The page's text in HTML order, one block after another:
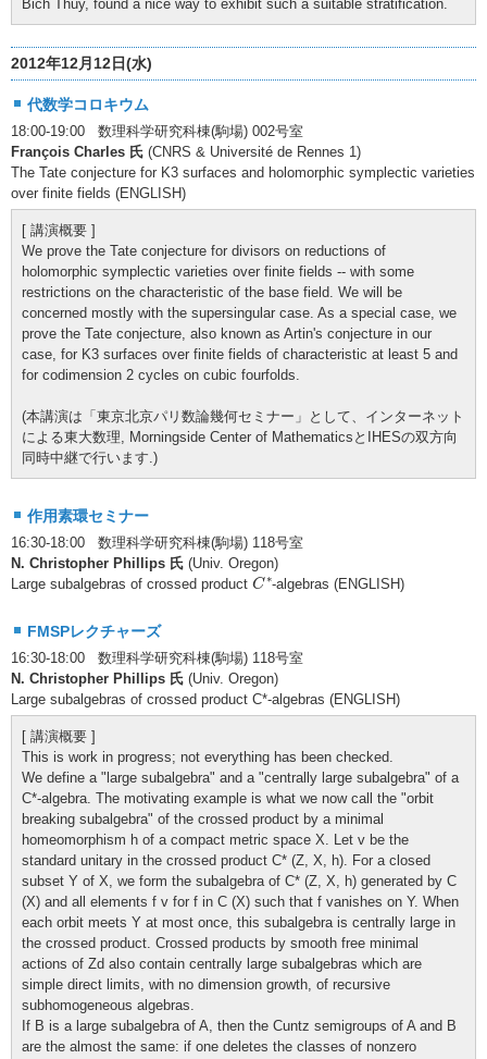
Bich Thuy, found a nice way to exhibit such a suitable stratification.
2012年12月12日(水)
代数学コロキウム
18:00-19:00 数理科学研究科棟(駒場) 002号室
François Charles 氏 (CNRS & Université de Rennes 1)
The Tate conjecture for K3 surfaces and holomorphic symplectic varieties
over finite fields (ENGLISH)
[ 講演概要 ]
We prove the Tate conjecture for divisors on reductions of
holomorphic symplectic varieties over finite fields -- with some
restrictions on the characteristic of the base field. We will be
concerned mostly with the supersingular case. As a special case, we
prove the Tate conjecture, also known as Artin's conjecture in our
case, for K3 surfaces over finite fields of characteristic at least 5 and
for codimension 2 cycles on cubic fourfolds.
(本講演は「東京北京パリ数論幾何セミナー」として、インターネット
による東大数理, Morningside Center of MathematicsとIHESの双方向
同時中継で行います.)
作用素環セミナー
16:30-18:00 数理科学研究科棟(駒場) 118号室
N. Christopher Phillips 氏 (Univ. Oregon)
Large subalgebras of crossed product C∗
C∗-algebras (ENGLISH)
FMSPレクチャーズ
16:30-18:00 数理科学研究科棟(駒場) 118号室
N. Christopher Phillips 氏 (Univ. Oregon)
Large subalgebras of crossed product C*-algebras (ENGLISH)
[ 講演概要 ]
This is work in progress; not everything has been checked.
We define a "large subalgebra" and a "centrally large subalgebra" of a
C*-algebra. The motivating example is what we now call the "orbit
breaking subalgebra" of the crossed product by a minimal
homeomorphism h of a compact metric space X. Let v be the
standard unitary in the crossed product C* (Z, X, h). For a closed
subset Y of X, we form the subalgebra of C* (Z, X, h) generated by C
(X) and all elements f v for f in C (X) such that f vanishes on Y. When
each orbit meets Y at most once, this subalgebra is centrally large in
the crossed product. Crossed products by smooth free minimal
actions of Zd also contain centrally large subalgebras which are
simple direct limits, with no dimension growth, of recursive
subhomogeneous algebras.
If B is a large subalgebra of A, then the Cuntz semigroups of A and B
are the almost the same: if one deletes the classes of nonzero